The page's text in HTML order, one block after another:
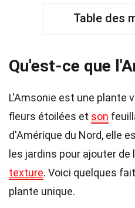
Table des
Qu'est-ce que
L'Amsonie est une plante
fleurs étoilées et son
d'Amérique du Nord, elle
les jardins pour ajouter de
texture. Voici quelques
plante unique.